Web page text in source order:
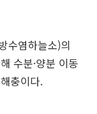
수염하늘소)의
수분·양분 이동
충이다.